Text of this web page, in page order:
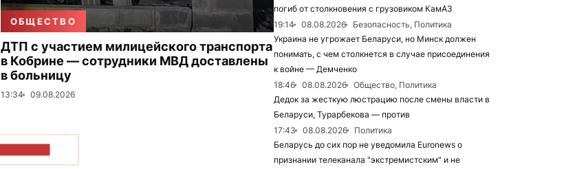
ОБЩЕСТВО
ДТП с участием милицейского транспорта
в Кобрине — сотрудники МВД доставлены
в больницу
13:34 09.08.2026
погиб от столкновения с грузовиком КамАЗ
19:14
08.08.2026
Безопасность, Политика
Украина не угрожает Беларуси, но Минск должен
понимать, с чем столкнется в случае присоединения
к войне — Демченко
18:46
08.08.2026
Общество, Политика
Дедок за жесткую люстрацию после смены власти в
Беларуси, Турарбекова — против
17:43
08.08.2026
Политика
Беларусь до сих пор не уведомила Euronews о
признании телеканала "экстремистским" и не